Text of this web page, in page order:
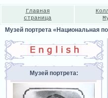
Главная
страница
Музей портрета «Национальная
Музей портрета: